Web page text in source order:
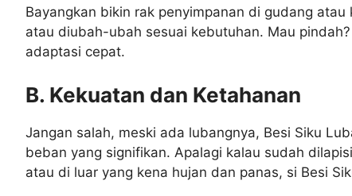
Bayangkan bikin rak penyimpanan di gudang
atau diubah-ubah sesuai kebutuhan. Mau
adaptasi cepat.
B. Kekuatan dan Ketahanan
Jangan salah, meski ada lubangnya, Besi Siku
beban yang signifikan. Apalagi kalau sudah dilapisi
atau di luar yang kena hujan dan panas, si Besi